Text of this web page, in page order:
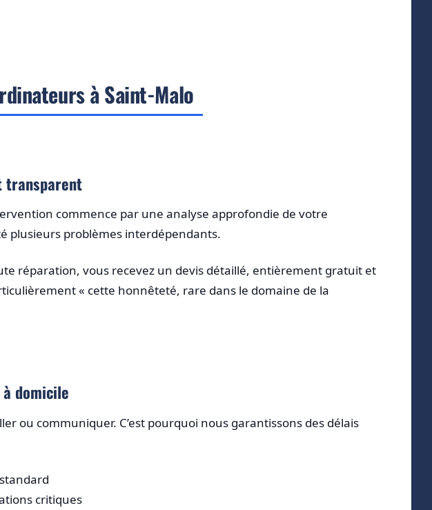
à Saint-Malo
transparent
commence par une analyse approfondie de votre
plusieurs problèmes interdépendants.
réparation, vous recevez un devis détaillé, entièrement gratuit et
« cette honnêteté, rare dans le domaine de la
domicile
ou communiquer. C’est pourquoi nous garantissons des délais
critiques